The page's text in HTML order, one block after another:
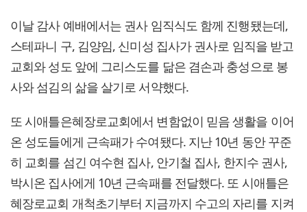
이날 감사 예배에서는 권사 임직식도 함께 진행됐는데,
스테파니 구, 김양임, 신미성 집사가 권사로 임직을 받고
교회와 성도 앞에 그리스도를 닮은 겸손과 충성으로 봉
사와 섬김의 삶을 살기로 서약했다.
또 시애틀은혜장로교회에서 변함없이 믿음 생활을 이어
온 성도들에게 근속패가 수여됐다. 지난 10년 동안 꾸준
히 교회를 섬긴 여수현 집사, 안기철 집사, 한지수 권사,
박시온 집사에게 10년 근속패를 전달했다. 또 시애틀은
혜장로교회 개척초기부터 지금까지 수고의 자리를 지켜